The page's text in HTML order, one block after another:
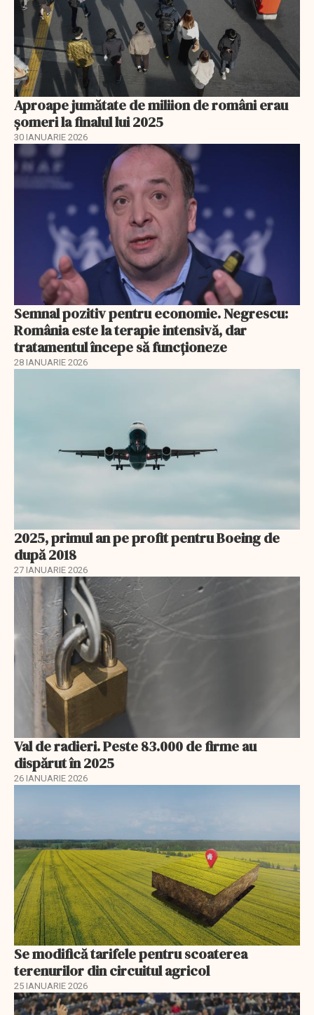
Aproape jumătate de miliion de români erau
șomeri la finalul lui 2025
30 IANUARIE 2026
Semnal pozitiv pentru economie. Negrescu:
România este la terapie intensivă, dar
tratamentul începe să funcționeze
28 IANUARIE 2026
2025, primul an pe profit pentru Boeing de
după 2018
27 IANUARIE 2026
Val de radieri. Peste 83.000 de firme au
dispărut în 2025
26 IANUARIE 2026
Se modifică tarifele pentru scoaterea
terenurilor din circuitul agricol
25 IANUARIE 2026